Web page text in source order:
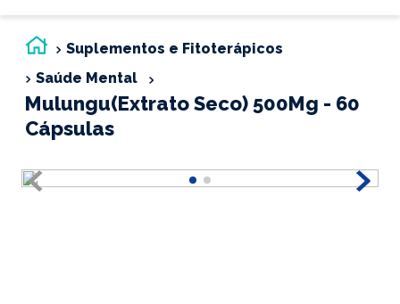
Suplementos e Fitoterápicos
Saúde Mental
Mulungu(Extrato Seco) 500Mg - 60
Cápsulas